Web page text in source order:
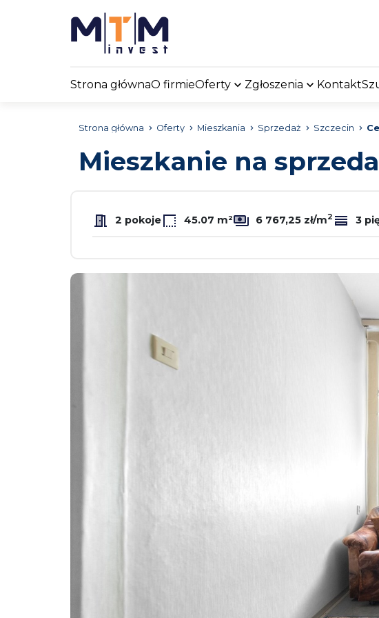
Strona głównaO firmieOferty Zgłoszenia Kontakt
Strona główna Oferty Mieszkania Sprzedaż Szczecin
Mieszkanie na
2 pokoje 45.07 m² 6 767,25 zł/m2 3